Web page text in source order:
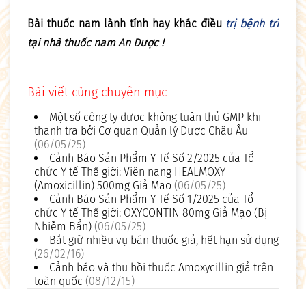
Bài thuốc nam lành tính hay khác điều trị bệnh trĩ
tại nhà thuốc nam An Dược !
Bài viết cùng chuyên mục
Một số công ty dược không tuân thủ GMP khi
thanh tra bởi Cơ quan Quản lý Dược Châu Âu
(06/05/25)
Cảnh Báo Sản Phẩm Y Tế Số 2/2025 của Tổ
chức Y tế Thế giới: Viên nang HEALMOXY
(Amoxicillin) 500mg Giả Mạo (06/05/25)
Cảnh Báo Sản Phẩm Y Tế Số 1/2025 của Tổ
chức Y tế Thế giới: OXYCONTIN 80mg Giả Mạo (Bị
Nhiễm Bẩn) (06/05/25)
Bắt giữ nhiều vụ bán thuốc giả, hết hạn sử dụng
(26/02/16)
Cảnh báo và thu hồi thuốc Amoxycillin giả trên
toàn quốc (08/12/15)